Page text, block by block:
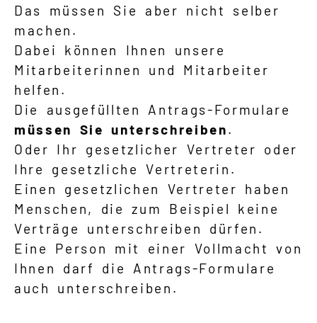
Das müssen Sie aber nicht selber
machen.
Dabei können Ihnen unsere
Mitarbeiterinnen und Mitarbeiter
helfen.
Die ausgefüllten Antrags-Formulare
müssen Sie unterschreiben.
Oder Ihr gesetzlicher Vertreter oder
Ihre gesetzliche Vertreterin.
Einen gesetzlichen Vertreter haben
Menschen, die zum Beispiel keine
Verträge unterschreiben dürfen.
Eine Person mit einer Vollmacht von
Ihnen darf die Antrags-Formulare
auch unterschreiben.